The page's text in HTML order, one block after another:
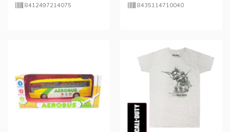
8412497214075 8435114710040